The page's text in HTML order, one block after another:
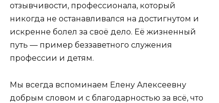
отзывчивости, профессионала, который
никогда не останавливался на достигнутом и
искренне болел за своё дело. Её жизненный
путь — пример беззаветного служения
профессии и детям.
Мы всегда вспоминаем Елену Алексеевну
добрым словом и с благодарностью за всё, что